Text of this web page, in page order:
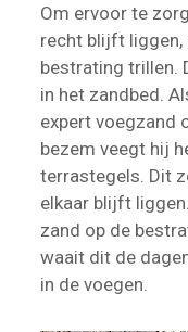
Om ervoor te
recht blijft liggen,
bestrating trillen.
in het zandbed.
expert voegzand
bezem veegt hij
terrastegels. Dit
elkaar blijft
zand op de
waait dit de
in de voegen.